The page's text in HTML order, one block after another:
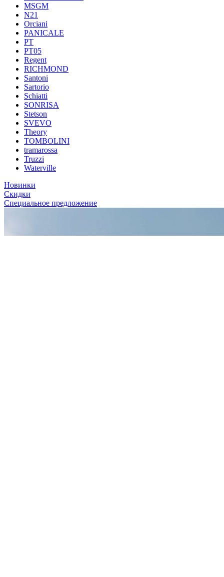
MSGM
N21
Orciani
PANICALE
PT
PT05
Regent
RICHMOND
Santoni
Sartorio
Schiatti
SONRISA
Stetson
SVEVO
Theory
TOMBOLINI
tramarossa
Truzzi
Waterville
Новинки
Скидки
Специальное предложение